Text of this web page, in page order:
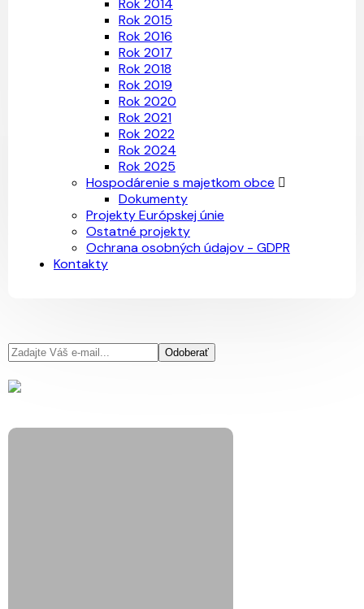
Rok 2014
Rok 2015
Rok 2016
Rok 2017
Rok 2018
Rok 2019
Rok 2020
Rok 2021
Rok 2022
Rok 2024
Rok 2025
Hospodárenie s majetkom obce
Dokumenty
Projekty Európskej únie
Ostatné projekty
Ochrana osobných údajov - GDPR
Kontakty
Odoberať